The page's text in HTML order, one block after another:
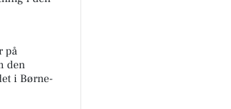
på
den
i Børne-